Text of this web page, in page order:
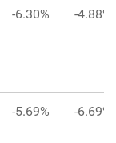
-6.30% -4.88%
-5.69% -6.69%